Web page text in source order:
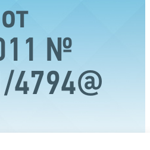
№